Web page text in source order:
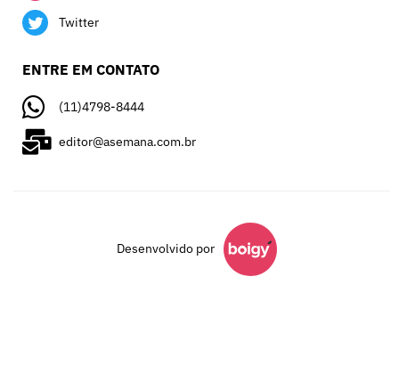
Twitter
ENTRE EM CONTATO
(11)4798-8444
editor@asemana.com.br
Desenvolvido por